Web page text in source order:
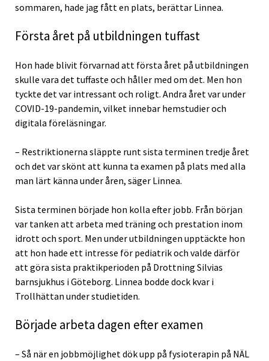
sommaren, hade jag fått en plats, berättar Linnea.
Första året på utbildningen tuffast
Hon hade blivit förvarnad att första året på utbildningen
skulle vara det tuffaste och håller med om det. Men hon
tyckte det var intressant och roligt. Andra året var under
COVID-19-pandemin, vilket innebar hemstudier och
digitala föreläsningar.
– Restriktionerna släppte runt sista terminen tredje året
och det var skönt att kunna ta examen på plats med alla
man lärt känna under åren, säger Linnea.
Sista terminen började hon kolla efter jobb. Från början
var tanken att arbeta med träning och prestation inom
idrott och sport. Men under utbildningen upptäckte hon
att hon hade ett intresse för pediatrik och valde därför
att göra sista praktikperioden på Drottning Silvias
barnsjukhus i Göteborg. Linnea bodde dock kvar i
Trollhättan under studietiden.
Började arbeta dagen efter examen
– Så när en jobbmöjlighet dök upp på fysioterapin på NÄL